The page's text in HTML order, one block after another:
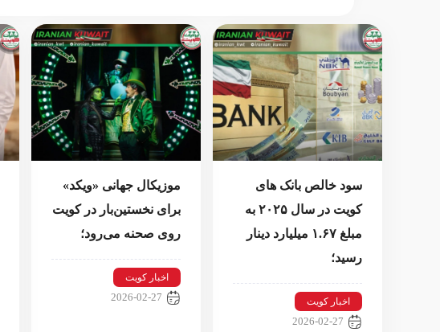
سود خالص بانک های
کویت در سال ۲۰۲۵ به
مبلغ ۱.۶۷ میلیارد دینار
رسید؛
اخبار کویت
2026-02-27
موزیکال جهانی «ویکد»
برای نخستین‌بار در کویت
روی صحنه می‌رود؛
اخبار کویت
2026-02-27